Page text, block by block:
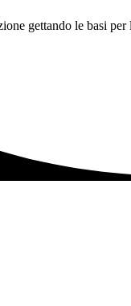
gettando le basi